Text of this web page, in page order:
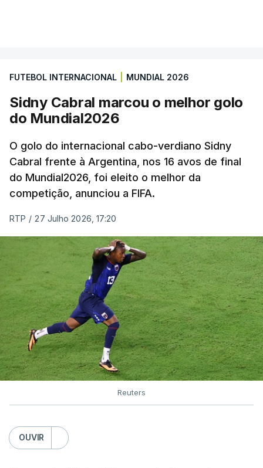
FUTEBOL INTERNACIONAL MUNDIAL 2026
Sidny Cabral marcou o melhor golo
do Mundial2026
O golo do internacional cabo-verdiano Sidny
Cabral frente à Argentina, nos 16 avos de final
do Mundial2026, foi eleito o melhor da
competição, anunciou a FIFA.
RTP / 27 Julho 2026, 17:20
Reuters
OUVIR